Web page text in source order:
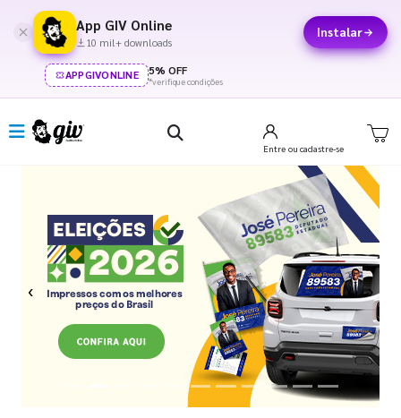
App GIV Online
10 mil+ downloads
Instalar
APPGIVONLINE 5% OFF
*verifique condições
Entre ou cadastre-se
Previous Next